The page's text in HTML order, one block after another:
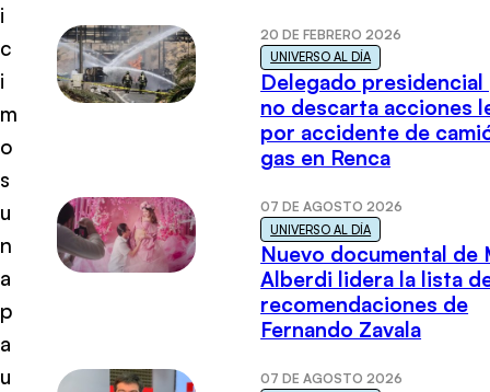
i
c
i
m
o
s
u
n
a
p
a
u
20 DE FEBRERO 2026
UNIVERSO AL DÍA
Delegado presidencial
no descarta acciones
por accidente de
gas en Renca
07 DE AGOSTO 2026
UNIVERSO AL DÍA
Nuevo documental de
Alberdi lidera la lista
recomendaciones de
Fernando Zavala
07 DE AGOSTO 2026